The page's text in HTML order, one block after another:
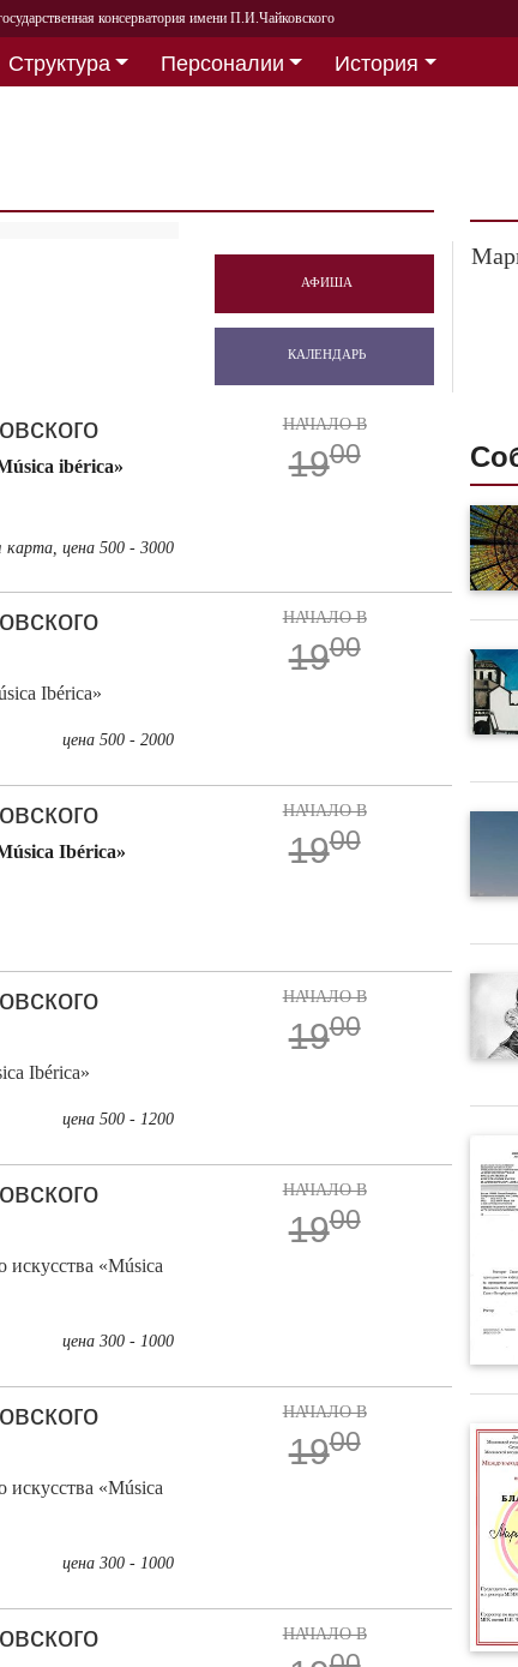
консерватория имени П.И.Чайковского
Структура Персоналии
История
АФИША
КАЛЕНДАРЬ
ibérica»
карта, цена 500 - 3000
НАЧАЛО В
1900
Ibérica»
цена 500 - 2000
НАЧАЛО В
1900
Ibérica»
НАЧАЛО В
1900
Ibérica»
цена 500 - 1200
НАЧАЛО В
1900
«Música
цена 300 - 1000
НАЧАЛО В
1900
«Música
цена 300 - 1000
НАЧАЛО В
1900
НАЧАЛО В